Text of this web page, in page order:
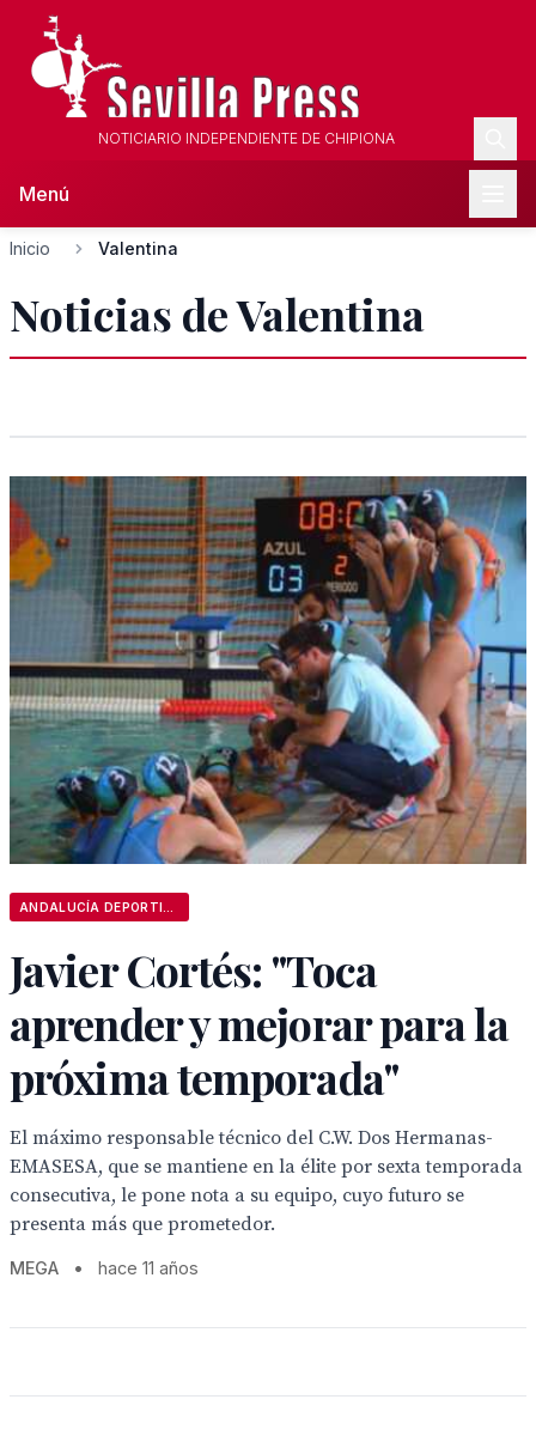
NOTICIARIO INDEPENDIENTE DE CHIPIONA
Menú
Inicio Valentina
Noticias de Valentina
Javier Cortés: "Toca
aprender y mejorar para la
próxima temporada"
El máximo responsable técnico del C.W. Dos Hermanas-
EMASESA, que se mantiene en la élite por sexta temporada
consecutiva, le pone nota a su equipo, cuyo futuro se
presenta más que prometedor.
MEGA • hace 11 años